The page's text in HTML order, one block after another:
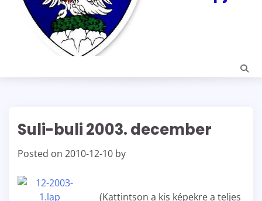
Suli-buli 2003. december
Posted on 2010-12-10 by
(Kattintson a kis képekre a teljes